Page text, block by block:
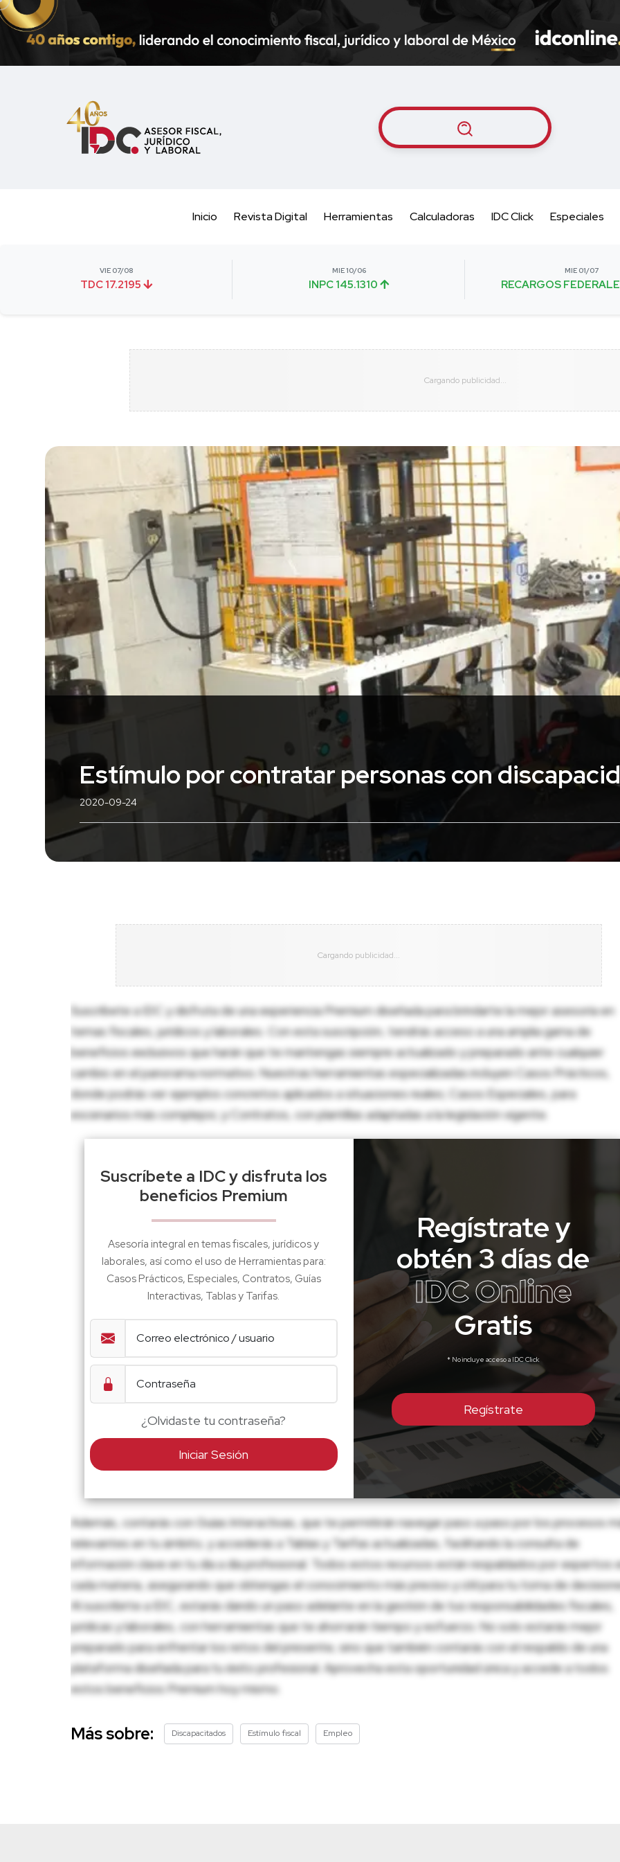
Inicio Revista Digital Herramientas Calculadoras IDC Click Especiales
VIE 07/08
TDC 17.2195
MIE 10/06
INPC 145.1310
MIE 01/07
RECARGOS
Estímulo por contratar personas con
2020-09-24
Suscríbete a IDC y disfruta de una experiencia Premium diseñada para brindarte la mejor asesoría en
temas fiscales, jurídicos y laborales. Con esta suscripción, tendrás acceso a una amplia gama de
beneficios exclusivos que harán que te mantengas siempre actualizado y preparado ante cualquier
cambio en el panorama normativo. Nuestras herramientas especializadas incluyen Casos Prácticos,
donde podrás ver ejemplos concretos aplicados a situaciones reales; Casos Especiales, para
escenarios más complejos; y Contratos, con plantillas adaptadas a la legislación vigente.
Suscríbete a IDC y disfruta los
beneficios Premium
Asesoría integral en temas fiscales, jurídicos y
laborales, así como el uso de Herramientas para:
Casos Prácticos, Especiales, Contratos, Guías
Interactivas, Tablas y Tarifas.
¿Olvidaste tu contraseña?
Iniciar Sesión
Regístrate y
obtén 3 días de
IDC Online
Gratis
* No incluye acceso a IDC Click
Regístrate
Además, contarás con Guías Interactivas, que te permitirán navegar paso a paso por los procesos
relevantes en tu ámbito, y accederás a Tablas y Tarifas actualizadas, facilitando la consulta de
información clave en tu día a día profesional. Todos estos recursos están respaldados por expertos
cada materia, asegurando que obtengas el conocimiento más preciso y útil para tu toma de
Al suscribirte a IDC, estarás dando un paso adelante en la gestión de tus responsabilidades fiscales,
jurídicas y laborales, con herramientas que te ahorrarán tiempo y esfuerzo. No solo estarás mejor
preparado para enfrentar los retos del presente, sino que también contarás con el respaldo de una
plataforma diseñada para tu éxito profesional. Aprovecha esta oportunidad única y accede a todos
estos beneficios Premium hoy mismo.
Más sobre: Discapacitados Estímulo fiscal Empleo